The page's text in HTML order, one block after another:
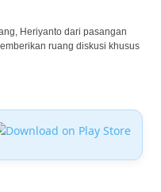
Heriyanto dari pasangan
ruang diskusi khusus